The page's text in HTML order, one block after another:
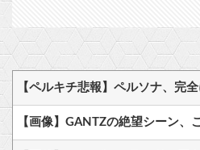
【ペルキチ悲報】ペルソナ、完
【画像】GANTZの絶望シーン